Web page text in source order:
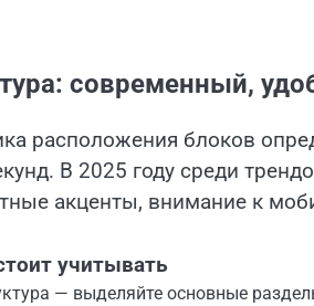
современный,
расположения блоков
В 2025 году среди
акценты, внимание к
учитывать
— выделяйте основные